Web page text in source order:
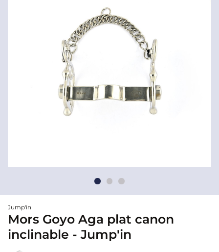
Jump'in
Mors Goyo Aga plat canon
inclinable - Jump'in